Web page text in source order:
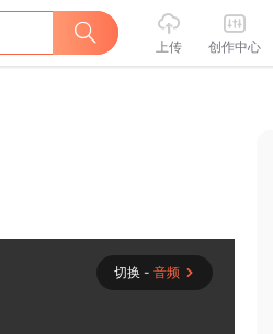
上传 创作中心
切换 - 音频